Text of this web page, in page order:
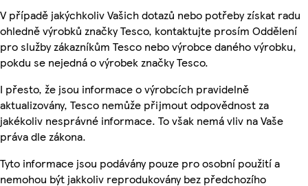
V případě jakýchkoliv Vašich dotazů nebo potřeby získat radu
ohledně výrobků značky Tesco, kontaktujte prosím Oddělení
pro služby zákazníkům Tesco nebo výrobce daného výrobku,
pokdu se nejedná o výrobek značky Tesco.
I přesto, že jsou informace o výrobcích pravidelně
aktualizovány, Tesco nemůže přijmout odpovědnost za
jakékoliv nesprávné informace. To však nemá vliv na Vaše
práva dle zákona.
Tyto informace jsou podávány pouze pro osobní použití a
nemohou být jakkoliv reprodukovány bez předchozího